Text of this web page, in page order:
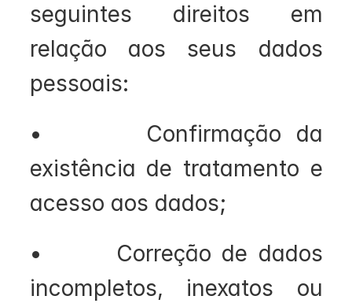
seguintes direitos em
relação aos seus dados
pessoais:
•       Confirmação da
existência de tratamento e
acesso aos dados;
•       Correção de dados
incompletos, inexatos ou